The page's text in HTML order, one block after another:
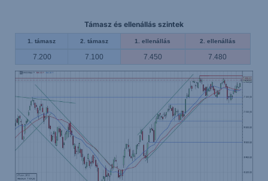
Támasz és ellenállás szintek
1. támasz 2. támasz 1. ellenállás 2. ellenállás
7.200 7.100 7.450 7.480